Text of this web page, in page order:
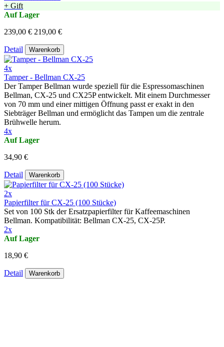
+ Gift
Auf Lager
239,00 € 219,00 €
Detail Warenkorb
4x
Tamper - Bellman CX-25
Der Tamper Bellman wurde speziell für die Espressomaschinen
Bellman, CX-25 und CX25P entwickelt. Mit einem Durchmesser
von 70 mm und einer mittigen Öffnung passt er exakt in den
Siebträger Bellman und ermöglicht das Tampen um die zentrale
Brühwelle herum.
4x
Auf Lager
34,90 €
Detail Warenkorb
2x
Papierfilter für CX-25 (100 Stücke)
Set von 100 Stk der Ersatzpapierfilter für Kaffeemaschinen
Bellman. Kompatibilität: Bellman CX-25, CX-25P.
2x
Auf Lager
18,90 €
Detail Warenkorb